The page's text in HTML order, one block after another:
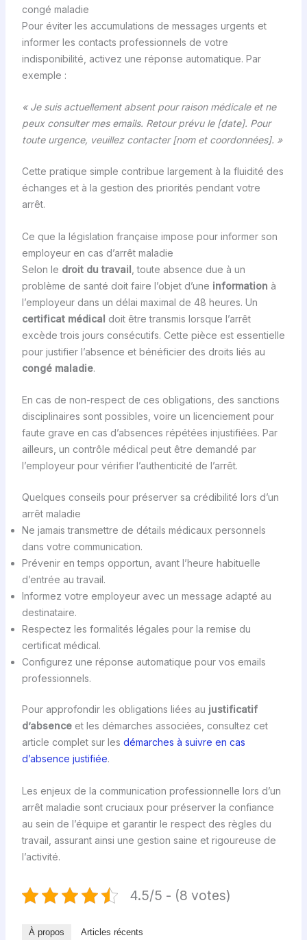
congé maladie
Pour éviter les accumulations de messages urgents et
informer les contacts professionnels de votre
indisponibilité, activez une réponse automatique. Par
exemple :
« Je suis actuellement absent pour raison médicale et ne
peux consulter mes emails. Retour prévu le [date]. Pour
toute urgence, veuillez contacter [nom et coordonnées]. »
Cette pratique simple contribue largement à la fluidité des
échanges et à la gestion des priorités pendant votre
arrêt.
Ce que la législation française impose pour informer son
employeur en cas d’arrêt maladie
Selon le droit du travail , toute absence due à un
problème de santé doit faire l’objet d’une information à
l’employeur dans un délai maximal de 48 heures. Un
certificat médical doit être transmis lorsque l’arrêt
excède trois jours consécutifs. Cette pièce est essentielle
pour justifier l’absence et bénéficier des droits liés au
congé maladie.
En cas de non-respect de ces obligations, des sanctions
disciplinaires sont possibles, voire un licenciement pour
faute grave en cas d’absences répétées injustifiées. Par
ailleurs, un contrôle médical peut être demandé par
l’employeur pour vérifier l’authenticité de l’arrêt.
Quelques conseils pour préserver sa crédibilité lors d’un
arrêt maladie
Ne jamais transmettre de détails médicaux personnels
dans votre communication.
Prévenir en temps opportun, avant l’heure habituelle
d’entrée au travail.
Informez votre employeur avec un message adapté au
destinataire.
Respectez les formalités légales pour la remise du
certificat médical.
Configurez une réponse automatique pour vos emails
professionnels.
Pour approfondir les obligations liées au justificatif
d’absenceet les démarches associées, consultez cet
article complet sur les démarches à suivre en cas
d’absence justifiée.
Les enjeux de la communication professionnelle lors d’un
arrêt maladie sont cruciaux pour préserver la confiance
au sein de l’équipe et garantir le respect des règles du
travail, assurant ainsi une gestion saine et rigoureuse de
l’activité.
4.5/5 - (8 votes)
À propos Articles récents